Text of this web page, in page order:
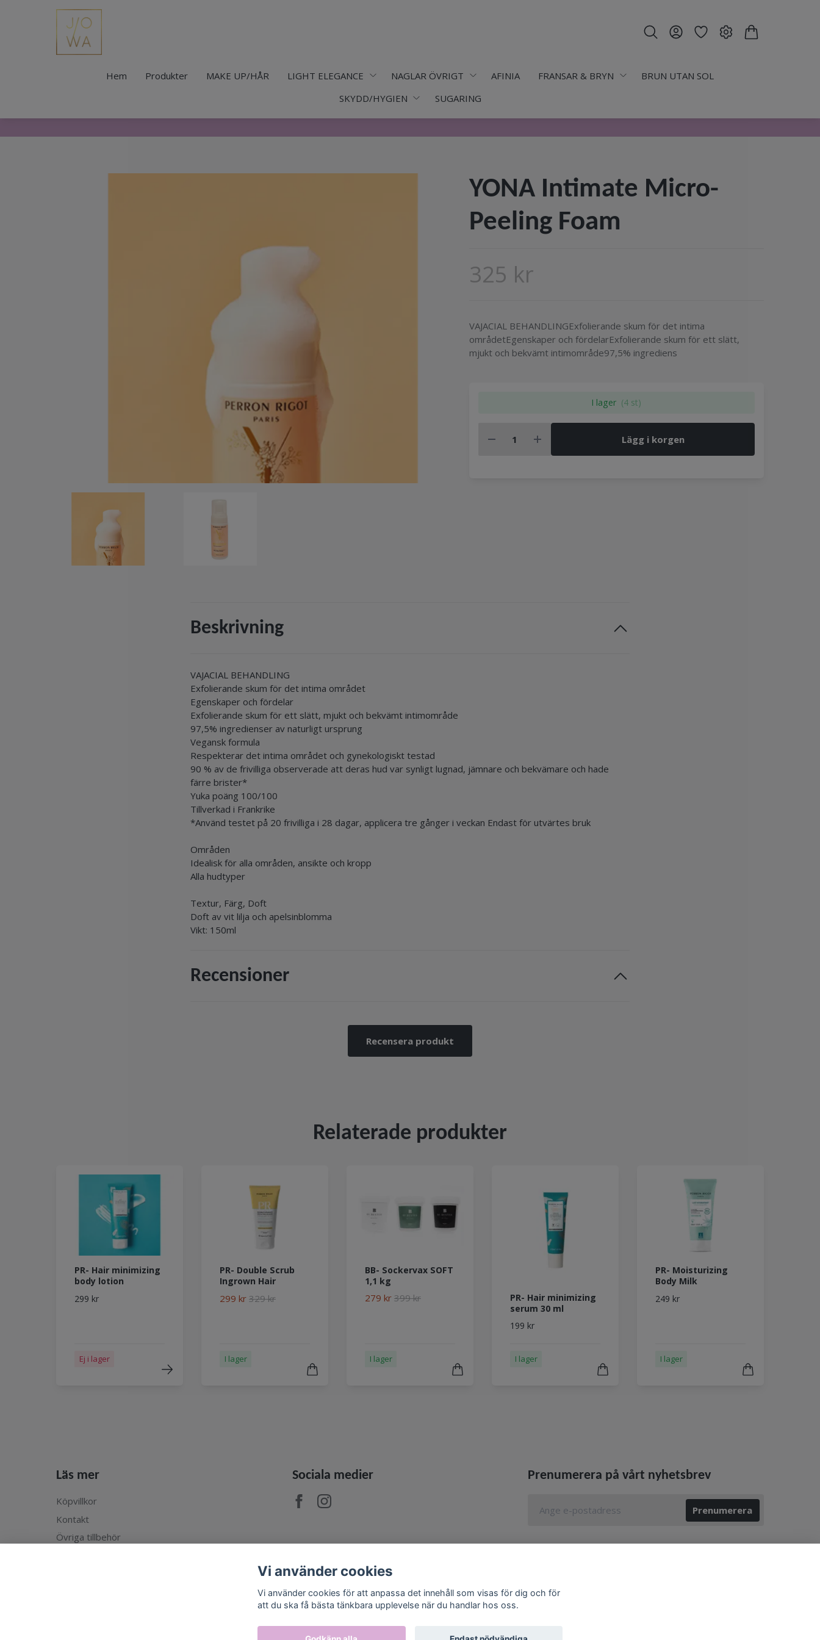
Hem Produkter MAKE UP/HÅR LIGHT ELEGANCE NAGLAR ÖVRIGT AFINIA FRANSAR & BRYN
BRUN UTAN SOL
SKYDD/HYGIEN
SUGARING
YONA Intimate Micro-
Peeling Foam
325 kr
VAJACIAL BEHANDLINGExfolierande skum för det intima
områdetEgenskaper och fördelarExfolierande skum för ett slätt,
mjukt och bekvämt intimområde97,5% ingrediens
I lager (4 st)
Lägg i korgen
Beskrivning
VAJACIAL BEHANDLING
Exfolierande skum för det intima området
Egenskaper och fördelar
Exfolierande skum för ett slätt, mjukt och bekvämt intimområde
97,5% ingredienser av naturligt ursprung
Vegansk formula
Respekterar det intima området och gynekologiskt testad
90 % av de frivilliga observerade att deras hud var synligt lugnad, jämnare och bekvämare och hade
färre brister*
Yuka poäng 100/100
Tillverkad i Frankrike
*Använd testet på 20 frivilliga i 28 dagar, applicera tre gånger i veckan Endast för utvärtes bruk
Områden
Idealisk för alla områden, ansikte och kropp
Alla hudtyper
Textur, Färg, Doft
Doft av vit lilja och apelsinblomma
Vikt: 150ml
Recensioner
Recensera produkt
Relaterade produkter
PR- Hair minimizing
body lotion
299 kr
Ej i lager
PR- Double Scrub
Ingrown Hair
299 kr 329 kr
I lager
BB- Sockervax SOFT
1,1 kg
279 kr 399 kr
I lager
PR- Hair minimizing
serum 30 ml
199 kr
I lager
PR- Moisturizing
Body Milk
249 kr
I lager
Läs mer
Köpvillkor
Kontakt
Övriga tillbehör
Sociala medier Prenumerera på vårt nyhetsbrev
Prenumerera
Vi använder cookies
Vi använder cookies för att anpassa det innehåll som visas för dig och för
att du ska få bästa tänkbara upplevelse när du handlar hos oss.